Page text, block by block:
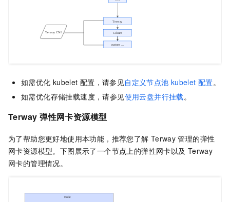
如需优化 kubelet 配置，请参见自定义节点池 kubelet 配置。
如需优化存储挂载速度，请参见使用云盘并行挂载。
Terway 弹性网卡资源模型
为了帮助您更好地使用本功能，推荐您了解 Terway 管理的弹性
网卡资源模型。下图展示了一个节点上的弹性网卡以及 Terway
网卡的管理情况。